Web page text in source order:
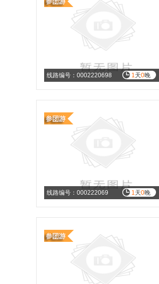
1天0晚
线路编号：0002220698
1天0晚
线路编号：000222069